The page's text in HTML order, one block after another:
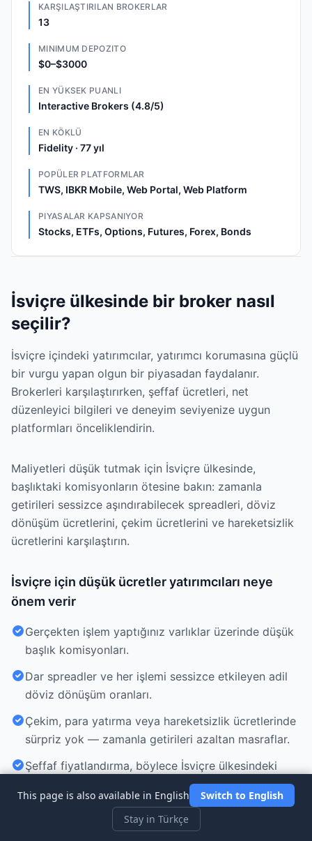
KARŞILAŞTIRILAN BROKERLAR
13
MINIMUM DEPOZITO
$0–$3000
EN YÜKSEK PUANLI
Interactive Brokers (4.8/5)
EN KÖKLÜ
Fidelity · 77 yıl
POPÜLER PLATFORMLAR
TWS, IBKR Mobile, Web Portal, Web Platform
PIYASALAR KAPSANIYOR
Stocks, ETFs, Options, Futures, Forex, Bonds
İsviçre ülkesinde bir broker nasıl
seçilir?
İsviçre içindeki yatırımcılar, yatırımcı korumasına güçlü
bir vurgu yapan olgun bir piyasadan faydalanır.
Brokerleri karşılaştırırken, şeffaf ücretleri, net
düzenleyici bilgileri ve deneyim seviyenize uygun
platformları önceliklendirin.
Maliyetleri düşük tutmak için İsviçre ülkesinde,
başlıktaki komisyonların ötesine bakın: zamanla
getirileri sessizce aşındırabilecek spreadleri, döviz
dönüşüm ücretlerini, çekim ücretlerini ve hareketsizlik
ücretlerini karşılaştırın.
İsviçre için düşük ücretler yatırımcıları neye
önem verir
Gerçekten işlem yaptığınız varlıklar üzerinde düşük
başlık komisyonları.
Dar spreadler ve her işlemi sessizce etkileyen adil
döviz dönüşüm oranları.
Çekim, para yatırma veya hareketsizlik ücretlerinde
sürpriz yok — zamanla getirileri azaltan masraflar.
Şeffaf fiyatlandırma, böylece İsviçre ülkesindeki
yatırımcılar için düşük maliyet vaadi geçerliliğini
korur.
İsviçre ülkesindeki tüm üst düzey brokerları
This page is also available in English
Switch to English
Stay in Türkçe